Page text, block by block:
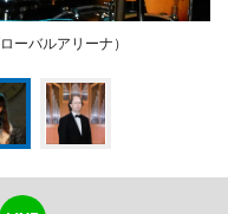
ーバルアリーナ）